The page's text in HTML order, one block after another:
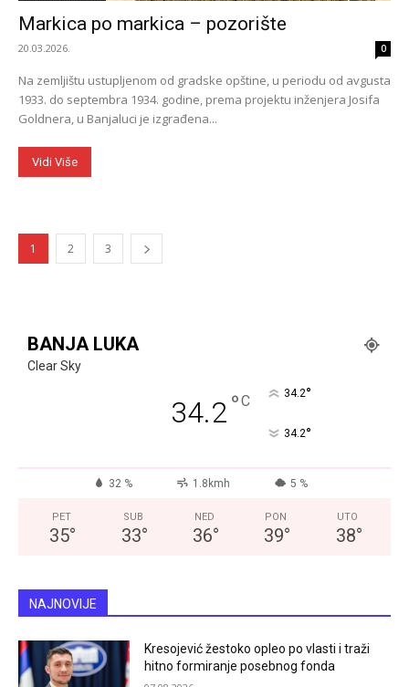
Markica po markica – pozorište
20.03.2026. 0
Na zemljištu ustupljenom od gradske opštine, u periodu od avgusta
1933. do septembra 1934. godine, prema projektu inženjera Josifa
Goldnera, u Banjaluci je izgrađena...
Vidi Više
1 2 3
BANJA LUKA
Clear Sky
34.2°C 34.2°
34.2°
32 % 1.8kmh 5 %
PET
35°
SUB
33°
NED
36°
PON
39°
UTO
38°
NAJNOVIJE
Kresojević žestoko opleo po vlasti i traži
hitno formiranje posebnog fonda